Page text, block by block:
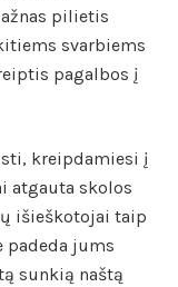
pilietis
svarbiems
pagalbos į
kreipdamiesi į
atgauta skolos
išieškotojai taip
jums
sunkią naštą